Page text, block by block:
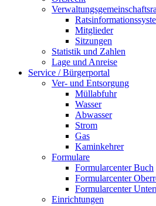
Mitglieder
Sitzungen
Statistik und Zahlen
Lage und Anreise
Service / Bürgerportal
Ver- und Entsorgung
Müllabfuhr
Wasser
Abwasser
Strom
Gas
Kaminkehrer
Formulare
Formularcenter Buch
Formularcenter
Formularcenter
Einrichtungen